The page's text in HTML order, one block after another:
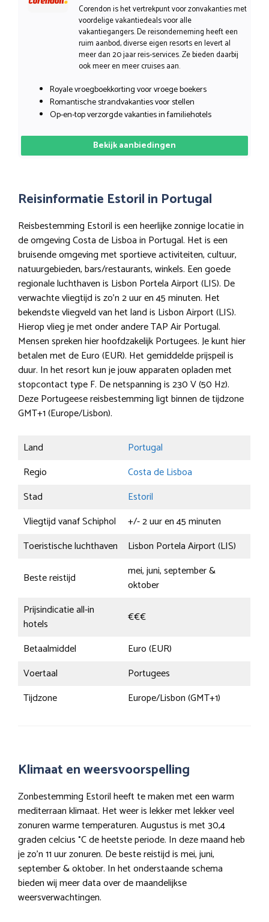
Corendon is het vertrekpunt voor zonvakanties met
voordelige vakantiedeals voor alle
vakantiegangers. De reisonderneming heeft een
ruim aanbod, diverse eigen resorts en levert al
meer dan 20 jaar reis-services. Ze bieden daarbij
ook meer en meer cruises aan.
Royale vroegboekkorting voor vroege boekers
Romantische strandvakanties voor stellen
Op-en-top verzorgde vakanties in familiehotels
Bekijk aanbiedingen
Reisinformatie Estoril in Portugal
Reisbestemming Estoril is een heerlijke zonnige locatie in
de omgeving Costa de Lisboa in Portugal. Het is een
bruisende omgeving met sportieve activiteiten, cultuur,
natuurgebieden, bars/restaurants, winkels. Een goede
regionale luchthaven is Lisbon Portela Airport (LIS). De
verwachte vliegtijd is zo’n 2 uur en 45 minuten. Het
bekendste vliegveld van het land is Lisbon Airport (LIS).
Hierop vlieg je met onder andere TAP Air Portugal.
Mensen spreken hier hoofdzakelijk Portugees. Je kunt hier
betalen met de Euro (EUR). Het gemiddelde prijspeil is
duur. In het resort kun je jouw apparaten opladen met
stopcontact type F. De netspanning is 230 V (50 Hz).
Deze Portugeese reisbestemming ligt binnen de tijdzone
GMT+1 (Europe/Lisbon).
Land
Portugal
Regio
Costa de Lisboa
Stad
Estoril
Vliegtijd vanaf Schiphol
+/- 2 uur en 45 minuten
Toeristische luchthaven
Lisbon Portela Airport (LIS)
Beste reistijd
mei, juni, september &
oktober
Prijsindicatie all-in
hotels
€€€
Betaalmiddel
Euro (EUR)
Voertaal
Portugees
Tijdzone
Europe/Lisbon (GMT+1)
Klimaat en weersvoorspelling
Zonbestemming Estoril heeft te maken met een warm
mediterraan klimaat. Het weer is lekker met lekker veel
zonuren warme temperaturen. Augustus is met 30,4
graden celcius °C de heetste periode. In deze maand heb
je zo’n 11 uur zonuren. De beste reistijd is mei, juni,
september & oktober. In het onderstaande schema
bieden wij meer data over de maandelijkse
weersverwachtingen.